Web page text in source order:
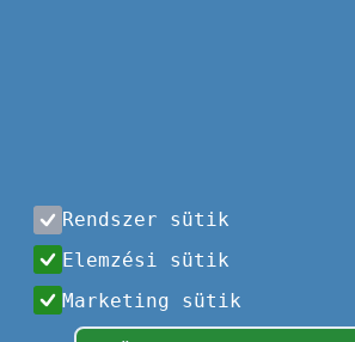
Rendszer sütik
Elemzési sütik
Marketing sütik